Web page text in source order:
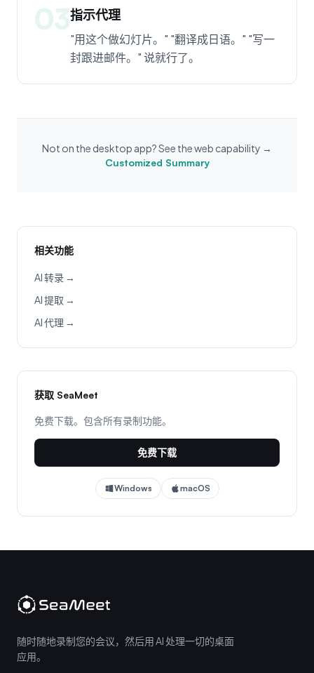
03指示代理
"用这个做幻灯片。" "翻译成日语。" "写一
封跟进邮件。" 说就行了。
Not on the desktop app? See the web capability →
Customized Summary
相关功能
AI 转录 →
AI 提取 →
AI 代理 →
获取 SeaMeet
免费下载。包含所有录制功能。
免费下载
Windows macOS
随时随地录制您的会议，然后用 AI 处理一切的桌面
应用。